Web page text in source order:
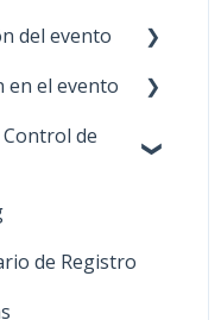
general
del evento
en el evento
de
de Registro